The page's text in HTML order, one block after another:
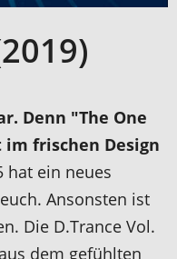
Denn "The One
frischen Design
hat ein neues
Ansonsten ist
Die D.Trance Vol.
dem gefühlten